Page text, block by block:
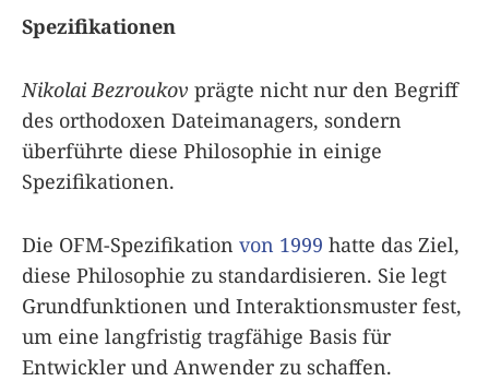
Spezifikationen
Nikolai Bezroukov prägte nicht nur den Begriff
des orthodoxen Dateimanagers, sondern
überführte diese Philosophie in einige
Spezifikationen.
Die OFM-Spezifikation von 1999 hatte das Ziel,
diese Philosophie zu standardisieren. Sie legt
Grundfunktionen und Interaktionsmuster fest,
um eine langfristig tragfähige Basis für
Entwickler und Anwender zu schaffen.